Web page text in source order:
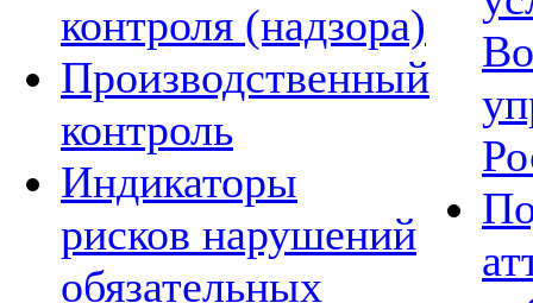
контроля (надзора)
Производственный
контроль
Индикаторы
рисков нарушений
обязательных